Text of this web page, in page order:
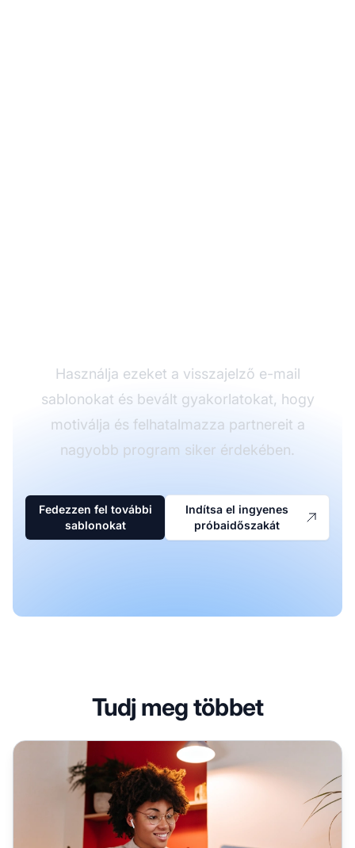
Használja ezeket a visszajelző e-mail
sablonokat és bevált gyakorlatokat, hogy
motiválja és felhatalmazza partnereit a
nagyobb program siker érdekében.
Fedezzen fel további
sablonokat
Indítsa el ingyenes
próbaidőszakát
Tudj meg többet
A leghatékonyabb partnerek elismerése: Meghatározás